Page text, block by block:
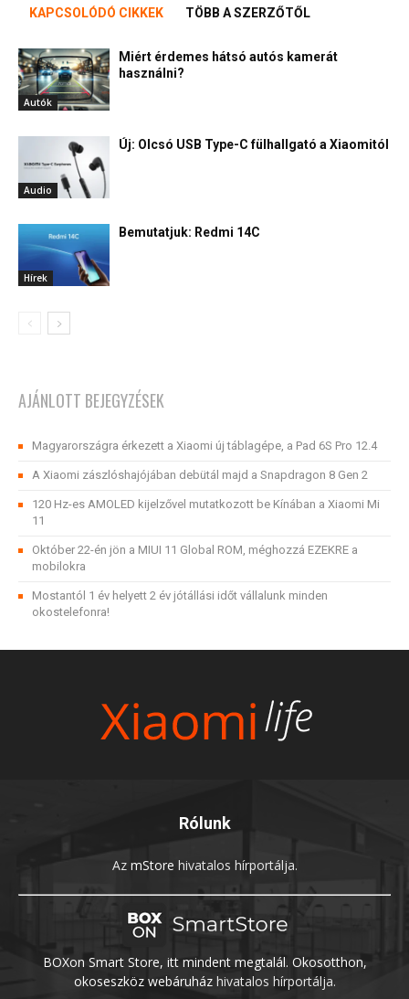
KAPCSOLÓDÓ CIKKEK TÖBB A SZERZŐTŐL
Autók
Miért érdemes hátsó autós kamerát
használni?
Audio
Új: Olcsó USB Type-C fülhallgató a Xiaomitól
Hírek
Bemutatjuk: Redmi 14C
AJÁNLOTT BEJEGYZÉSEK
Magyarországra érkezett a Xiaomi új táblagépe, a Pad 6S Pro 12.4
A Xiaomi zászlóshajójában debütál majd a Snapdragon 8 Gen 2
120 Hz-es AMOLED kijelzővel mutatkozott be Kínában a Xiaomi Mi
11
Október 22-én jön a MIUI 11 Global ROM, méghozzá EZEKRE a
mobilokra
Mostantól 1 év helyett 2 év jótállási időt vállalunk minden
okostelefonra!
Rólunk
Az mStore hivatalos hírportálja.
BOXon Smart Store, itt mindent megtalál. Okosotthon,
okoseszköz webáruházhivatalos hírportálja.